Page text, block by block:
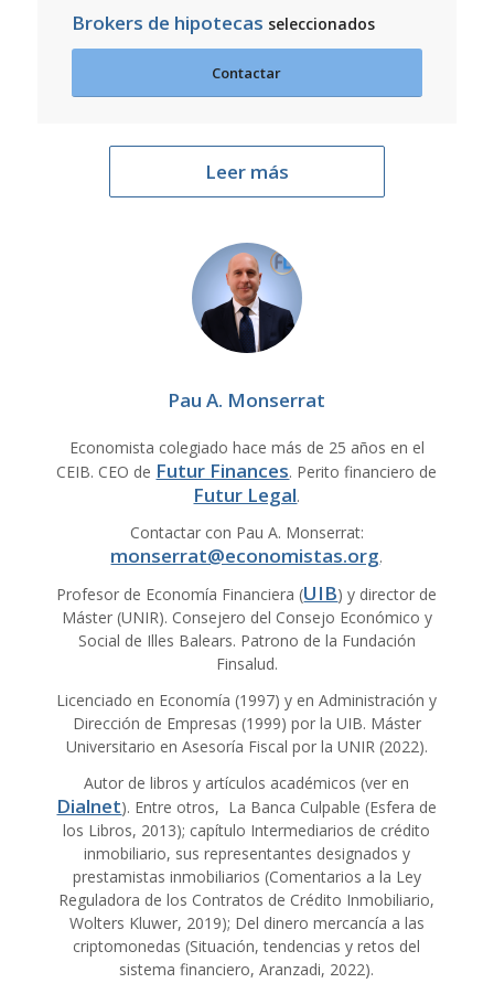
Brokers de hipotecas seleccionados
Contactar
Leer más
Pau A. Monserrat
Economista colegiado hace más de 25 años en el
CEIB. CEO de Futur Finances. Perito financiero de
Futur Legal.
Contactar con Pau A. Monserrat:
monserrat@economistas.org.
Profesor de Economía Financiera (UIB) y director de
Máster (UNIR). Consejero del Consejo Económico y
Social de Illes Balears. Patrono de la Fundación
Finsalud.
Licenciado en Economía (1997) y en Administración y
Dirección de Empresas (1999) por la UIB. Máster
Universitario en Asesoría Fiscal por la UNIR (2022).
Autor de libros y artículos académicos (ver en
Dialnet). Entre otros, La Banca Culpable (Esfera de
los Libros, 2013); capítulo Intermediarios de crédito
inmobiliario, sus representantes designados y
prestamistas inmobiliarios (Comentarios a la Ley
Reguladora de los Contratos de Crédito Inmobiliario,
Wolters Kluwer, 2019); Del dinero mercancía a las
criptomonedas (Situación, tendencias y retos del
sistema financiero, Aranzadi, 2022).